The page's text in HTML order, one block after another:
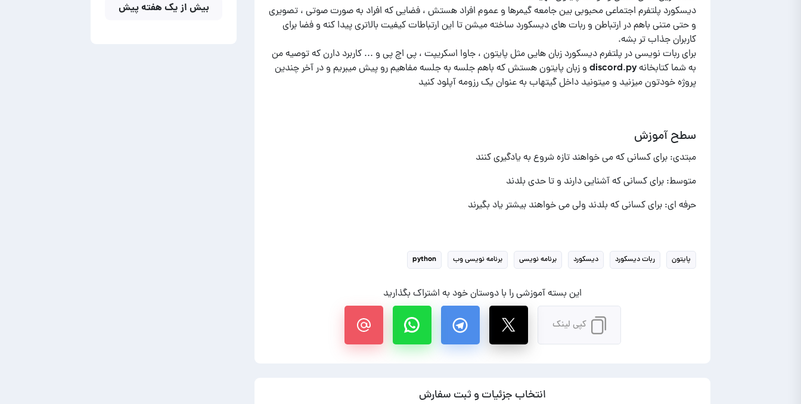
دیسکورد پلتفرم اجتماعی محبوبی بین جامعه گیمرها و عموم افراد هستش ، فضایی که افراد به صورت صوتی ، تصویری
و حتی متنی باهم در ارتباطن و ربات های دیسکورد ساخته میشن تا این ارتباطات کیفیت بالاتری پیدا کنه و فضا برای
برای ربات نویسی در پلتفرم دیسکورد زبان هایی مثل پایتون ، جاوا اسکریپت ، پی اچ پی و ... کاربرد دارن که توصیه من
به شما کتابخانه discord.py و زبان پایتون هستش که باهم جلسه به جلسه مفاهیم رو پیش میبریم و در آخر چندین
پروژه خودتون میزنید و میتونید داخل گیتهاب به عنوان یک رزومه آپلود کنید
سطح آموزش
مبتدی: برای کسانی که می خواهند تازه شروع به یادگیری کنند
متوسط: برای کسانی که آشنایی دارند و تا حدی بلدند
حرفه ای: برای کسانی که بلدند ولی می خواهند بیشتر یاد بگیرند
پایتون ربات دیسکورد دیسکورد برنامه نویسی برنامه نویسی وب python
این بسته آموزشی را با دوستان خود به اشتراک بگذارید
کپی لینک
انتخاب جزئیات و ثبت سفارش
بیش از یک هفته پیش